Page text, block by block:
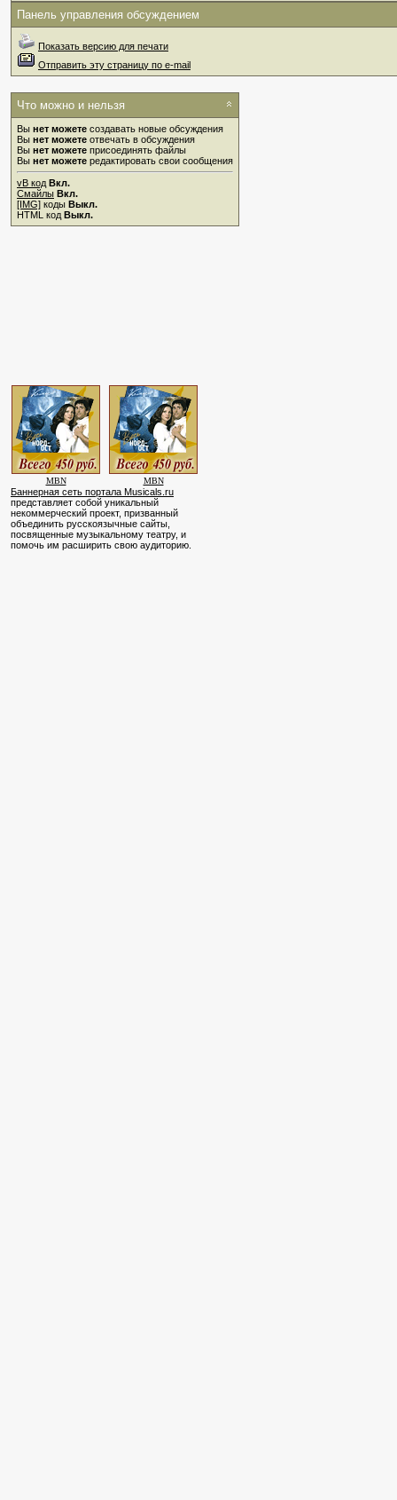
Панель управления обсуждением
Показать версию для печати
Отправить эту страницу по e-mail
Что можно и нельзя
Вы нет можете создавать новые обсуждения
Вы нет можете отвечать в обсуждения
Вы нет можете присоединять файлы
Вы нет можете редактировать свои сообщения
vB код Вкл.
Смайлы Вкл.
[IMG] коды Выкл.
HTML код Выкл.
MBN MBN
Баннерная сеть портала Musicals.ru
представляет собой уникальный
некоммерческий проект, призванный
объединить русскоязычные сайты,
посвященные музыкальному театру, и
помочь им расширить свою аудиторию.